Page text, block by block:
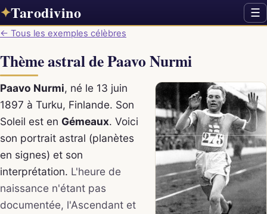
✦Tarodivino ☰
← Tous les exemples célèbres
Thème astral de Paavo Nurmi
Paavo Nurmi, né le 13 juin
1897 à Turku, Finlande. Son
Soleil est en Gémeaux. Voici
son portrait astral (planètes
en signes) et son
interprétation. L'heure de
naissance n'étant pas
documentée, l'Ascendant et